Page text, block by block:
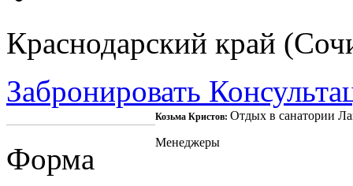
Краснодарский край
Забронировать
Козьма Кристов: Отдых в санатории
Менеджеры
Форма